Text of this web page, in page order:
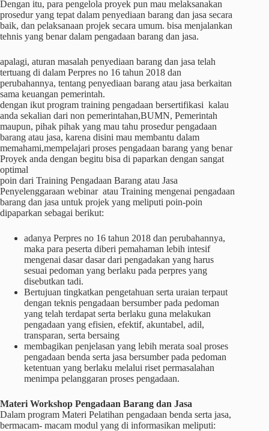
Dengan itu, para pengelola proyek pun mau melaksanakan
prosedur yang tepat dalam penyediaan barang dan jasa secara
baik, dan pelaksanaan projek secara umum. bisa menjalankan
tehnis yang benar dalam pengadaan barang dan jasa.
apalagi, aturan masalah penyediaan barang dan jasa telah
tertuang di dalam Perpres no 16 tahun 2018 dan
perubahannya, tentang penyediaan barang atau jasa berkaitan
sama keuangan pemerintah.
dengan ikut program training pengadaan bersertifikasi kalau
anda sekalian dari non pemerintahan,BUMN, Pemerintah
maupun, pihak pihak yang mau tahu prosedur pengadaan
barang atau jasa, karena disini mau membantu dalam
memahami,mempelajari proses pengadaan barang yang benar
Proyek anda dengan begitu bisa di paparkan dengan sangat
optimal
poin dari Training Pengadaan Barang atau Jasa
Penyelenggaraan webinar atau Training mengenai pengadaan
barang dan jasa untuk projek yang meliputi poin-poin
dipaparkan sebagai berikut:
adanya Perpres no 16 tahun 2018 dan perubahannya,
maka para peserta diberi pemahaman lebih intesif
mengenai dasar dasar dari pengadakan yang harus
sesuai pedoman yang berlaku pada perpres yang
disebutkan tadi.
Bertujuan tingkatkan pengetahuan serta uraian terpaut
dengan teknis pengadaan bersumber pada pedoman
yang telah terdapat serta berlaku guna melakukan
pengadaan yang efisien, efektif, akuntabel, adil,
transparan, serta bersaing
membagikan penjelasan yang lebih merata soal proses
pengadaan benda serta jasa bersumber pada pedoman
ketentuan yang berlaku melalui riset permasalahan
menimpa pelanggaran proses pengadaan.
Materi Workshop Pengadaan Barang dan Jasa
Dalam program Materi Pelatihan pengadaan benda serta jasa,
bermacam- macam modul yang di informasikan meliputi: